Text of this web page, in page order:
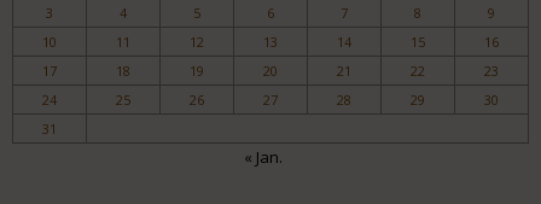
3
4 5 6 7 8
9
10
11 12 13 14 15
16
17
18 19 20 21 22
23
24
25 26 27 28 29
30
31
« Jan.